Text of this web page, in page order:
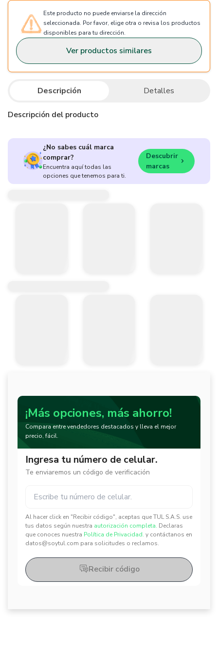
Este producto no puede enviarse la dirección
seleccionada. Por favor, elige otra o revisa los productos
disponibles para tu dirección.
Ver productos similares
Descripción Detalles
Descripción del producto
¿No sabes cuál marca
comprar?
Encuentra aquí todas las
opciones que tenemos para ti.
Descubrir
marcas
¡Más opciones, más ahorro!
Compara entre vendedores destacados y lleva el mejor
precio, fácil.
Ingresa tu número de celular.
Te enviaremos un código de verificación
Al hacer click en "Recibir código", aceptas que TUL S.A.S. use
tus datos según nuestra autorización completa. Declaras
que conoces nuestra Política de Privacidad. y contáctanos en
datos@soytul.com para solicitudes o reclamos.
✕
✕
Recibir código